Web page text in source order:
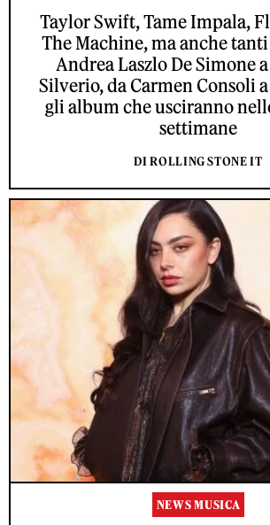
Taylor Swift, Tame Impala,
The Machine, ma anche
Andrea Laszlo De Simone
Silverio, da Carmen Consoli
gli album che usciranno
settimane
DI ROLLING STONE IT
NEWS MUSICA